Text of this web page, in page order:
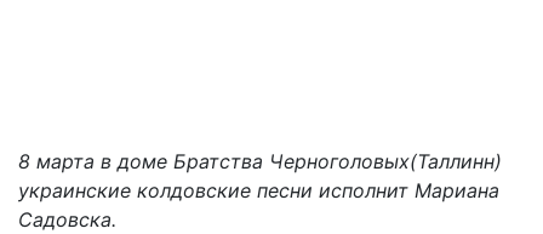
8 марта в доме Братства Чeрноголовых(Таллинн)
украинские колдовские песни исполнит Мариана
Садовска.